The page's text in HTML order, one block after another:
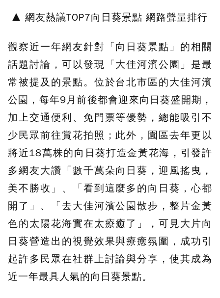
▲ 網友熱議TOP7向日葵景點 網路聲量排行
觀察近一年網友針對「向日葵景點」的相關
話題討論，可以發現「大佳河濱公園」是最
常被提及的景點。位於台北市區的大佳河濱
公園，每年9月前後都會迎來向日葵盛開期，
加上交通便利、免門票等優勢，總能吸引不
少民眾前往賞花拍照；此外，園區去年更以
將近18萬株的向日葵打造金黃花海，引發許
多網友大讚「數千萬朵向日葵，迎風搖曳，
美不勝收」、「看到這麼多的向日葵，心都
開了」、「去大佳河濱公園散步，整片金黃
色的太陽花海實在太療癒了」，可見大片向
日葵營造出的視覺效果與療癒氛圍，成功引
起許多民眾在社群上討論與分享，使其成為
近一年最具人氣的向日葵景點。